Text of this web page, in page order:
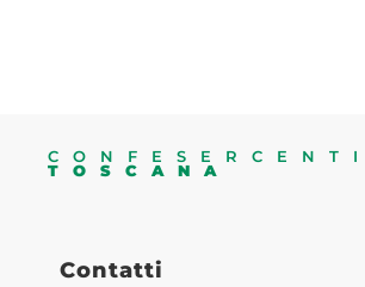
CONFESERCENTI
TOSCANA
Contatti